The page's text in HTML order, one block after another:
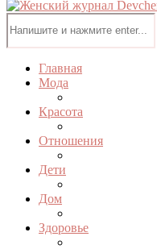
Главная
Мода
Красота
Отношения
Дети
Дом
Здоровье